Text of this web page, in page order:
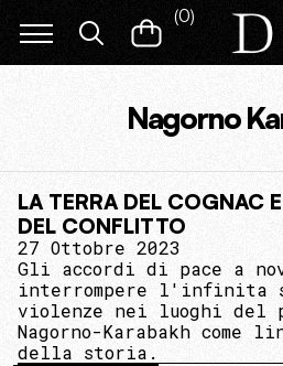
(0)
Nagorno
LA TERRA DEL COGNAC
DEL CONFLITTO
27 Ottobre 2023
Gli accordi di pace a
interrompere l'infinita
violenze nei luoghi del
Nagorno-Karabakh
della storia.